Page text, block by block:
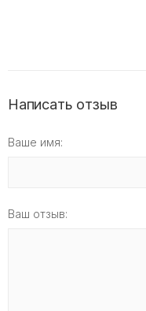
Написать отзыв
Ваше имя:
Ваш отзыв: